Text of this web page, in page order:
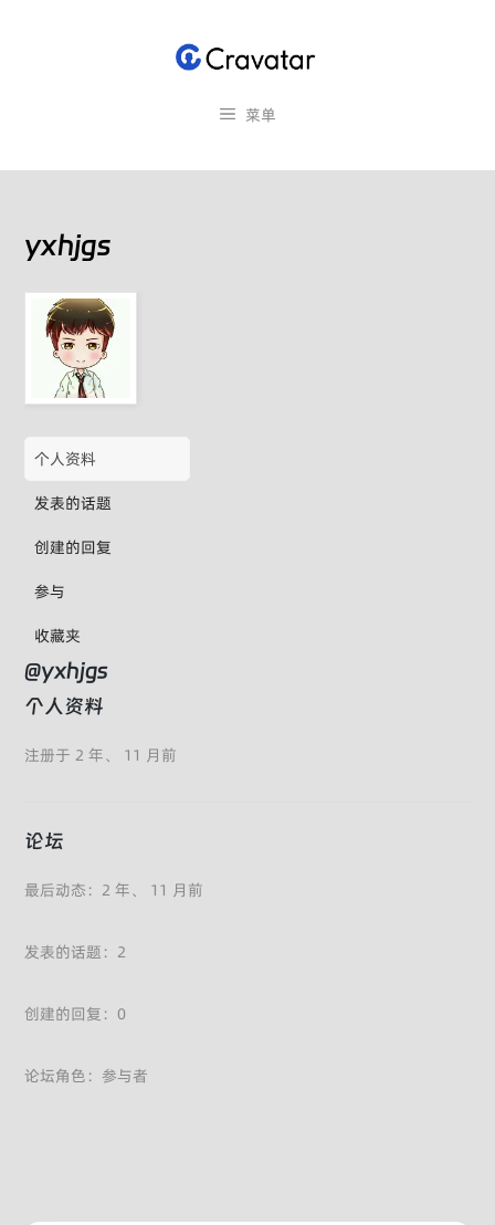
菜单
yxhjgs
个人资料
发表的话题
创建的回复
参与
收藏夹
@yxhjgs
个人资料
注册于 2 年、 11 月前
论坛
最后动态：2 年、 11 月前
发表的话题：2
创建的回复：0
论坛角色：参与者